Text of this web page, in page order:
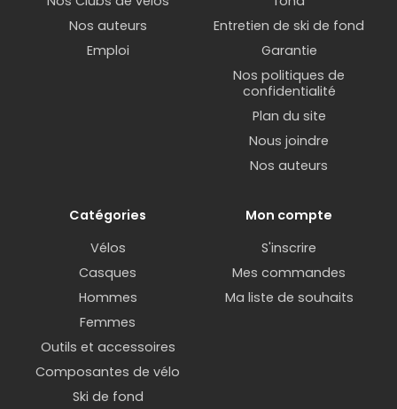
Nos auteurs
Emploi
Entretien de ski de fond
Garantie
Nos politiques de
confidentialité
Plan du site
Nous joindre
Nos auteurs
Catégories
Vélos
Casques
Hommes
Femmes
Outils et accessoires
Composantes de vélo
Ski de fond
Mon compte
S'inscrire
Mes commandes
Ma liste de souhaits